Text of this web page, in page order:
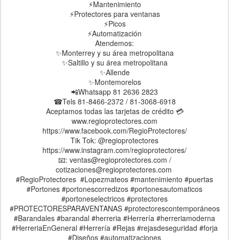
⚡Mantenimiento
⚡Protectores para ventanas
⚡Picos
⚡Automatización
Atendemos:
✨Monterrey y su área metropolitana
✨Saltillo y su área metropolitana
✨Allende
✨Montemorelos
📲Whatsapp 81 2636 2823
☎Tels 81-8466-2372 / 81-3068-6918
Aceptamos todas las tarjetas de crédito 💳
www.regioprotectores.com
https://www.facebook.com/RegioProtectores/
Tik Tok: @regioprotectores
https://www.instagram.com/regioprotectores/
📧: ventas@regioprotectores.com /
cotizaciones@regioprotectores.com
#RegioProtectores #Lopezmateos #mantenimiento #puertas
#Portones #portonescorredizos #portonesautomaticos
#portoneselectricos #protectores
#PROTECTORESPARAVENTANAS #protectorescontemporáneos
#Barandales #barandal #herreria #Herrería #herreriamoderna
#HerreriaEnGeneral #Herrería #Rejas #rejasdeseguridad #forja
#Diseños #automatizaciones